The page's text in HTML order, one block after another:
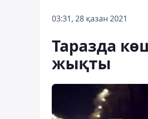
03:31, 28 қазан 2021
Таразда
жықты